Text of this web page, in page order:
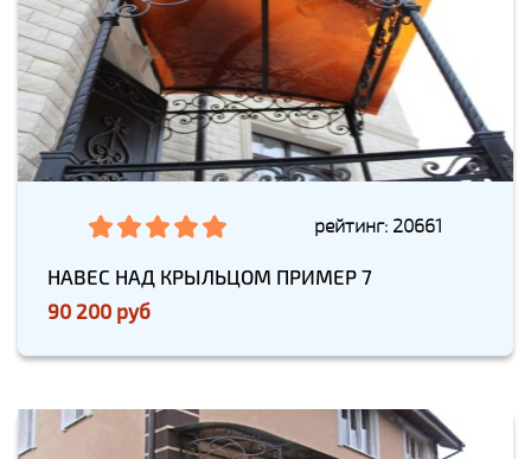
рейтинг: 20661
НАВЕС НАД КРЫЛЬЦОМ ПРИМЕР 7
90 200 руб